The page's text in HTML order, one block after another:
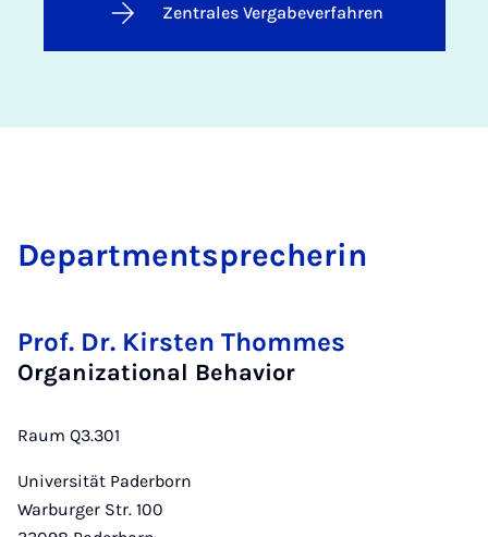
Zentrales Vergabeverfahren
De­partment­spre­che­rin
Prof. Dr. Kirsten Thommes
Organizational Behavior
Raum Q3.301
Universität Paderborn
Warburger Str. 100